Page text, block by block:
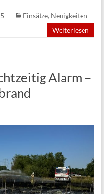
Einsätze, Neuigkeiten
Weiterlesen
Alarm –